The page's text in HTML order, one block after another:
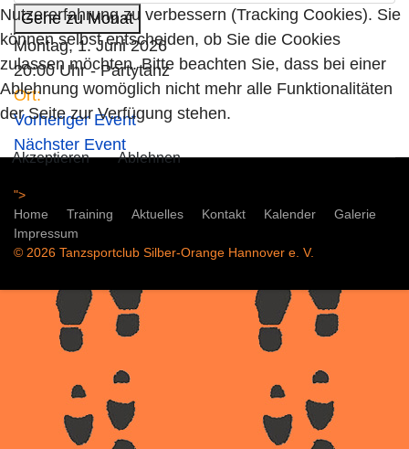
Gehe zu Monat
Montag, 1. Juni 2026
20:00 Uhr - Partytanz
Ort:
Vorheriger Event
Nächster Event
">
Home
Training Aktuelles Kontakt Kalender
Galerie
Impressum
© 2026 Tanzsportclub Silber-Orange Hannover e. V.
Nutzererfahrung zu verbessern (Tracking Cookies). Sie
können selbst entscheiden, ob Sie die Cookies
zulassen möchten. Bitte beachten Sie, dass bei einer
Ablehnung womöglich nicht mehr alle Funktionalitäten
der Seite zur Verfügung stehen.
Akzeptieren Ablehnen